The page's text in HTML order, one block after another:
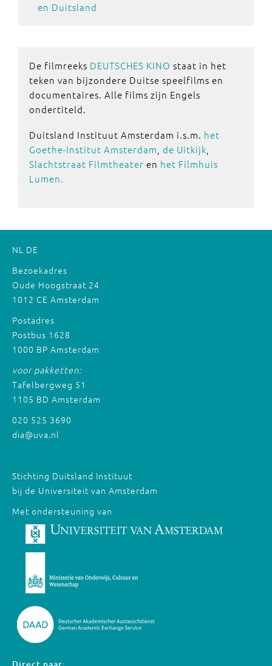
en Duitsland
De filmreeks DEUTSCHES KINO staat in het
teken van bijzondere Duitse speelfilms en
documentaires. Alle films zijn Engels
ondertiteld.
Duitsland Instituut Amsterdam i.s.m. het
Goethe-Institut Amsterdam, de Uitkijk,
Slachtstraat Filmtheater en het Filmhuis
Lumen.
NL DE
Bezoekadres
Oude Hoogstraat 24
1012 CE Amsterdam
Postadres
Postbus 1628
1000 BP Amsterdam
voor pakketten:
Tafelbergweg 51
1105 BD Amsterdam
020 525 3690
dia@uva.nl
Stichting Duitsland Instituut
bij de Universiteit van Amsterdam
Met ondersteuning van